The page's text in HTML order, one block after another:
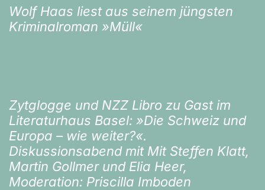
Wolf Haas liest aus seinem jüngsten
Kriminalroman »Müll«
Zytglogge und NZZ Libro zu Gast im
Literaturhaus Basel: »Die Schweiz und
Europa – wie weiter?«.
Diskussionsabend mit Mit Steffen Klatt,
Martin Gollmer und Elia Heer,
Moderation: Priscilla Imboden